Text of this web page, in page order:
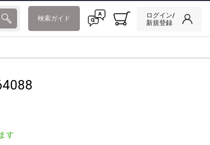
検索ガイド
ログイン/
新規登録
す